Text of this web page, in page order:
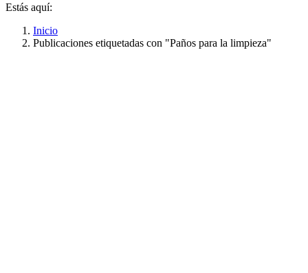
Estás aquí:
Inicio
Publicaciones etiquetadas con "Paños para la limpieza"